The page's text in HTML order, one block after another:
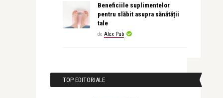
Beneficiile suplimentelor
pentru slăbit asupra sănătății
tale
de Alex Pub
TOP EDITORIALE